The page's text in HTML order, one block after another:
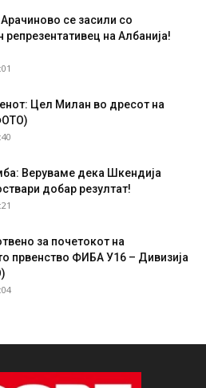
се засили со
репрезентативец на Албанија!
Цел Милан во дресот на
Веруваме дека Шкендија
добар резултат!
за почетокот на
првенство ФИБА У16 – Дивизија